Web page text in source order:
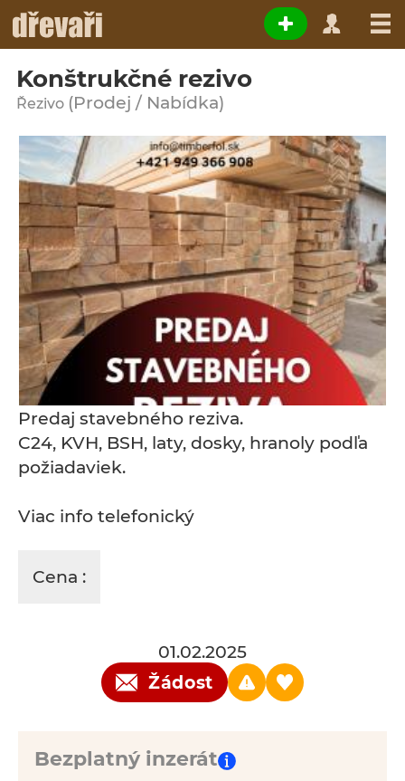
Konštrukčné rezivo
Řezivo (Prodej / Nabídka)
Predaj stavebného reziva.
C24, KVH, BSH, laty, dosky, hranoly podľa
požiadaviek.
Viac info telefonický
Cena :
01.02.2025
Žádost
Bezplatný inzerát